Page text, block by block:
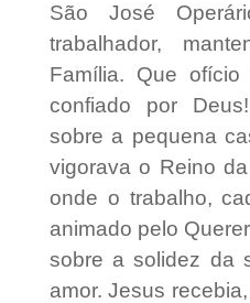
São José
trabalhador,
Família. Que
confiado por
sobre a pequena
vigorava o Reino
onde o trabalho,
animado pelo
sobre a solidez da
amor. Jesus